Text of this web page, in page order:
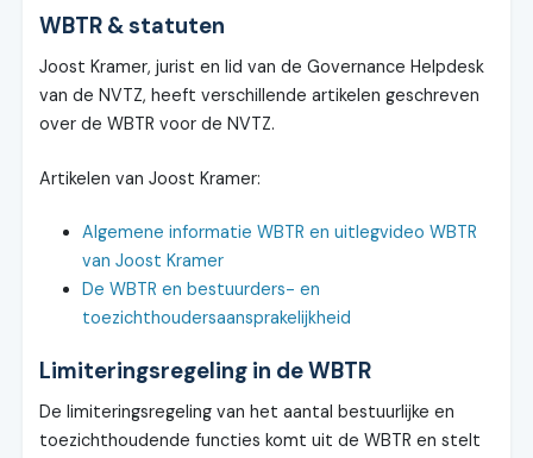
WBTR & statuten
Joost Kramer, jurist en lid van de Governance Helpdesk
van de NVTZ, heeft verschillende artikelen geschreven
over de WBTR voor de NVTZ.
Artikelen van Joost Kramer:
Algemene informatie WBTR en uitlegvideo WBTR
van Joost Kramer
De WBTR en bestuurders- en
toezichthoudersaansprakelijkheid
Limiteringsregeling in de WBTR
De limiteringsregeling van het aantal bestuurlijke en
toezichthoudende functies komt uit de WBTR en stelt